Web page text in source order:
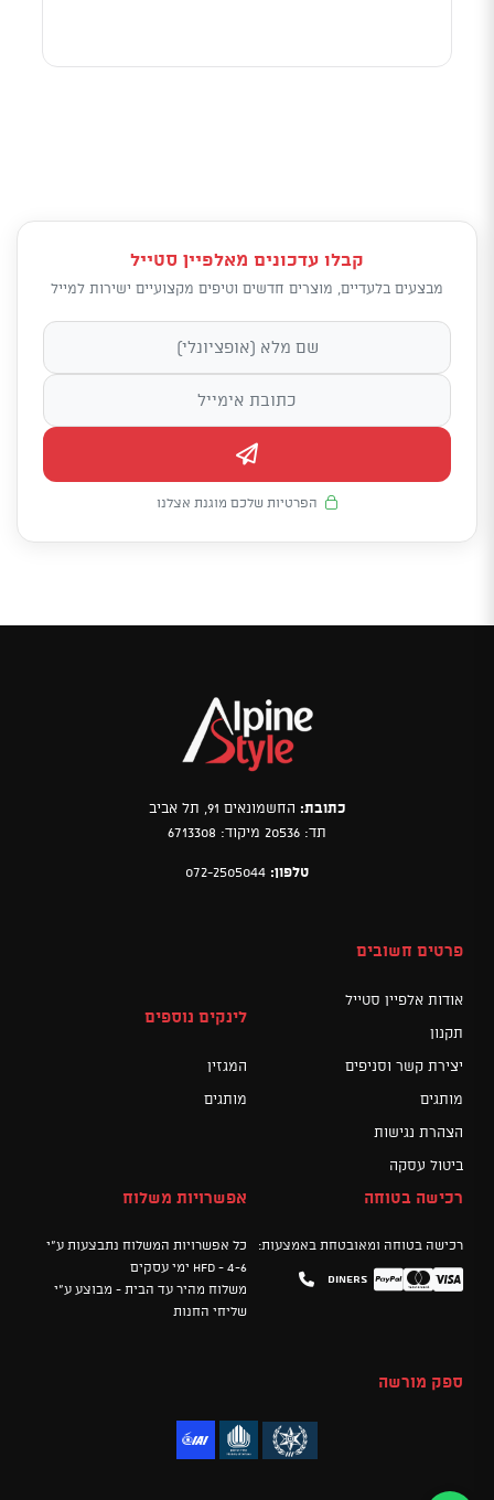
קבלו עדכונים מאלפיין סטייל
מבצעים בלעדיים, מוצרים חדשים וטיפים מקצועיים ישירות למייל
הפרטיות שלכם מוגנת אצלנו
כתובת: החשמונאים 91, תל אביב
תד: 20536 מיקוד: 6713308
טלפון: 072-2505044
פרטים חשובים
אודות אלפיין סטייל
תקנון
יצירת קשר וסניפים
מותגים
הצהרת נגישות
ביטול עסקה
לינקים נוספים
המגזין
מותגים
רכישה בטוחה
רכישה בטוחה ומאובטחת באמצעות:
Visa
Mastercard
PayPal
Diners
אפשרויות משלוח
כל אפשרויות המשלוח נתבצעות ע"י
HFD - 4-6 ימי עסקים
משלוח מהיר עד הבית - מבוצע ע"י
שליחי החנות
ספק מורשה